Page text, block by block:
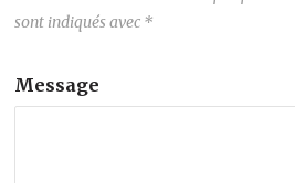
sont indiqués avec *
Message